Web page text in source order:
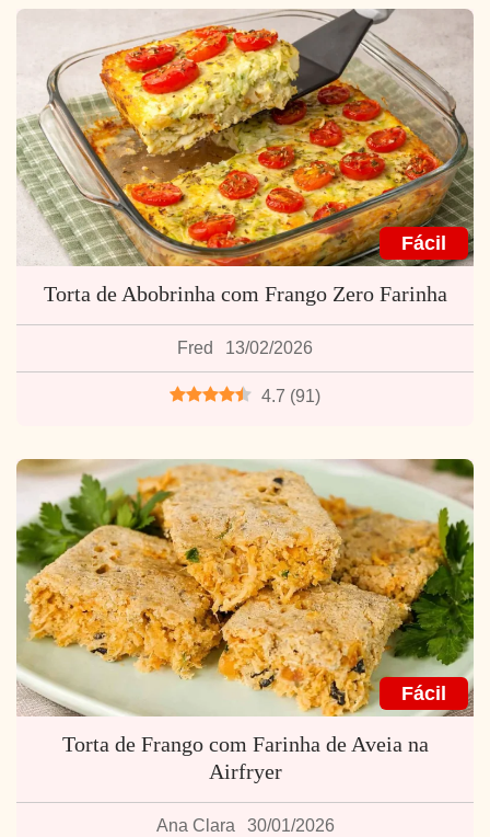
Fácil
Torta de Abobrinha com Frango Zero Farinha
Fred 13/02/2026
4.7 (91)
Fácil
Torta de Frango com Farinha de Aveia na
Airfryer
Ana Clara 30/01/2026